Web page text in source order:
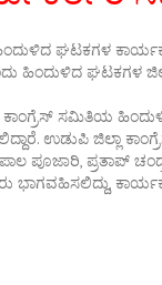
ಘಟಕಗಳ
ಹಿಂದುಳಿದ ಘಟಕಗಳ
ಕಾಂಗ್ರೆಸ್ ಸಮಿತಿಯ
ಉಡುಪಿ ಜಿಲ್ಲಾ
ಪೂಜಾರಿ, ಪ್ರತಾಪ್
ಭಾಗವಹಿಸಲಿದ್ದು,